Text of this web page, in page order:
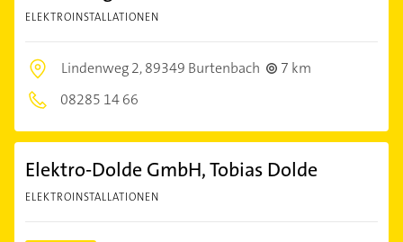
ELEKTROINSTALLATIONEN
Lindenweg 2,89349 Burtenbach
7 km
08285 14 66
Elektro-Dolde GmbH, Tobias Dolde
ELEKTROINSTALLATIONEN